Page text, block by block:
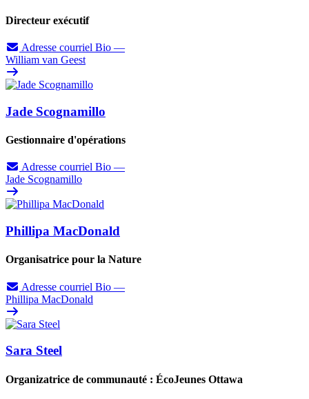
Directeur exécutif
Adresse courriel Bio —
William van Geest
Jade Scognamillo
Gestionnaire d'opérations
Adresse courriel Bio —
Jade Scognamillo
Phillipa MacDonald
Organisatrice pour la Nature
Adresse courriel Bio —
Phillipa MacDonald
Sara Steel
Organizatrice de communauté : ÉcoJeunes Ottawa